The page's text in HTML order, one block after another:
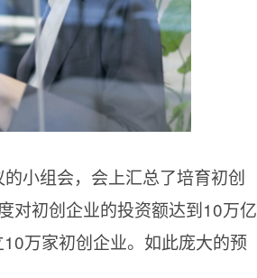
小组会，会上汇总了培育初创
对初创企业的投资额达到10万亿
万家初创企业。如此庞大的预